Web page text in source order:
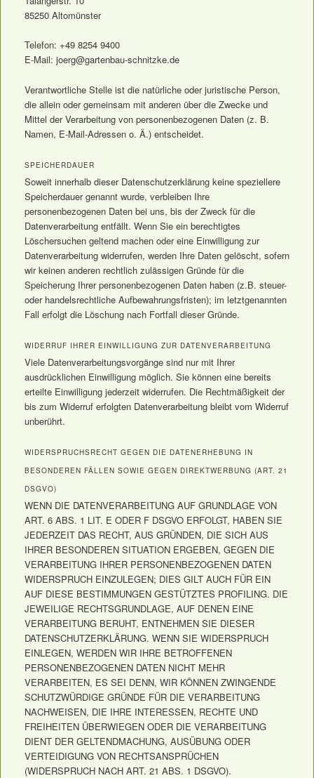
85250 Altomünster
Telefon: +49 8254 9400
E-Mail: joerg@gartenbau-schnitzke.de
Verantwortliche Stelle ist die natürliche oder juristische Person,
die allein oder gemeinsam mit anderen über die Zwecke und
Mittel der Verarbeitung von personenbezogenen Daten (z. B.
Namen, E-Mail-Adressen o. Ä.) entscheidet.
SPEICHERDAUER
Soweit innerhalb dieser Datenschutzerklärung keine speziellere
Speicherdauer genannt wurde, verbleiben Ihre
personenbezogenen Daten bei uns, bis der Zweck für die
Datenverarbeitung entfällt. Wenn Sie ein berechtigtes
Löschersuchen geltend machen oder eine Einwilligung zur
Datenverarbeitung widerrufen, werden Ihre Daten gelöscht, sofern
wir keinen anderen rechtlich zulässigen Gründe für die
Speicherung Ihrer personenbezogenen Daten haben (z.B. steuer-
oder handelsrechtliche Aufbewahrungsfristen); im letztgenannten
Fall erfolgt die Löschung nach Fortfall dieser Gründe.
WIDERRUF IHRER EINWILLIGUNG ZUR DATENVERARBEITUNG
Viele Datenverarbeitungsvorgänge sind nur mit Ihrer
ausdrücklichen Einwilligung möglich. Sie können eine bereits
erteilte Einwilligung jederzeit widerrufen. Die Rechtmäßigkeit der
bis zum Widerruf erfolgten Datenverarbeitung bleibt vom Widerruf
unberührt.
WIDERSPRUCHSRECHT GEGEN DIE DATENERHEBUNG IN
BESONDEREN FÄLLEN SOWIE GEGEN DIREKTWERBUNG (ART. 21
DSGVO)
WENN DIE DATENVERARBEITUNG AUF GRUNDLAGE VON
ART. 6 ABS. 1 LIT. E ODER F DSGVO ERFOLGT, HABEN SIE
JEDERZEIT DAS RECHT, AUS GRÜNDEN, DIE SICH AUS
IHRER BESONDEREN SITUATION ERGEBEN, GEGEN DIE
VERARBEITUNG IHRER PERSONENBEZOGENEN DATEN
WIDERSPRUCH EINZULEGEN; DIES GILT AUCH FÜR EIN
AUF DIESE BESTIMMUNGEN GESTÜTZTES PROFILING. DIE
JEWEILIGE RECHTSGRUNDLAGE, AUF DENEN EINE
VERARBEITUNG BERUHT, ENTNEHMEN SIE DIESER
DATENSCHUTZERKLÄRUNG. WENN SIE WIDERSPRUCH
EINLEGEN, WERDEN WIR IHRE BETROFFENEN
PERSONENBEZOGENEN DATEN NICHT MEHR
VERARBEITEN, ES SEI DENN, WIR KÖNNEN ZWINGENDE
SCHUTZWÜRDIGE GRÜNDE FÜR DIE VERARBEITUNG
NACHWEISEN, DIE IHRE INTERESSEN, RECHTE UND
FREIHEITEN ÜBERWIEGEN ODER DIE VERARBEITUNG
DIENT DER GELTENDMACHUNG, AUSÜBUNG ODER
VERTEIDIGUNG VON RECHTSANSPRÜCHEN
(WIDERSPRUCH NACH ART. 21 ABS. 1 DSGVO).